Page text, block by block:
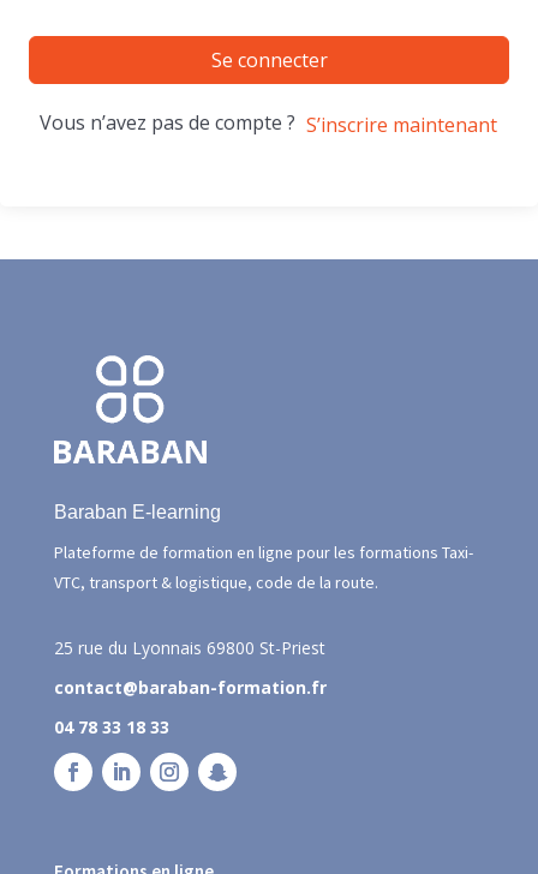
Se connecter
Vous n’avez pas de compte ? S’inscrire maintenant
Baraban E-learning
Plateforme de formation en ligne pour les formations Taxi-
VTC, transport & logistique, code de la route.
25 rue du Lyonnais 69800 St-Priest
contact@baraban-formation.fr
04 78 33 18 33